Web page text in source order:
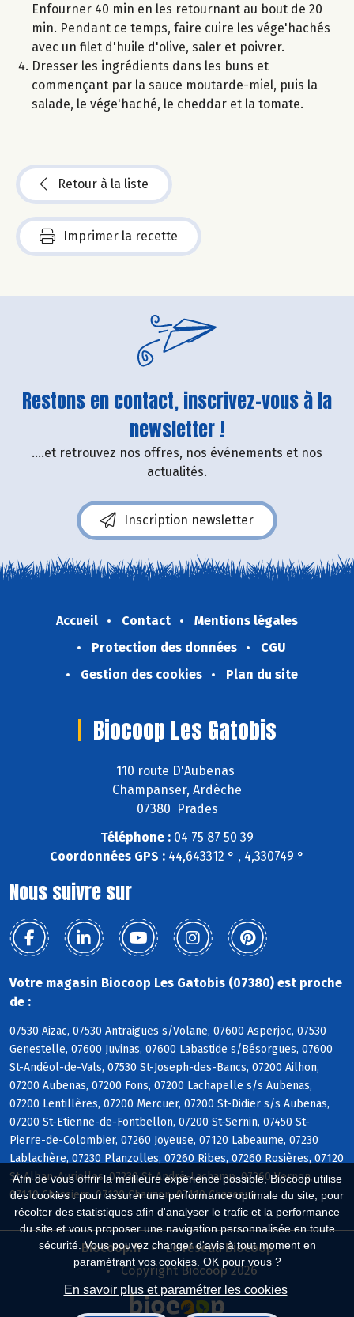
Afin de vous offrir la meilleure expérience possible, Biocoop utilise
des cookies : pour assurer une performance optimale du site, pour
récolter des statistiques afin d'analyser le trafic et la performance
du site et vous proposer une navigation personnalisée en toute
sécurité. Vous pouvez changer d'avis à tout moment en
paramétrant vos cookies. OK pour vous ?
En savoir plus et paramétrer les cookies
Enfourner 40 min en les retournant au bout de 20
min. Pendant ce temps, faire cuire les vége'hachés
avec un filet d'huile d'olive, saler et poivrer.
Dresser les ingrédients dans les buns et
commençant par la sauce moutarde-miel, puis la
salade, le vége'haché, le cheddar et la tomate.
Retour à la liste
Imprimer la recette
Restons en contact, inscrivez-vous à la
newsletter !
....et retrouvez nos offres, nos événements et nos
actualités.
Inscription newsletter
Accueil Contact
Mentions légales
Protection des données
CGU
Gestion des cookies
Plan du site
Biocoop Les Gatobis
110 route D'Aubenas
Champanser, Ardèche
07380 Prades
Téléphone : 04 75 87 50 39
Coordonnées GPS : 44,643312 ° , 4,330749 °
Nous suivre sur
Votre magasin Biocoop Les Gatobis (07380) est proche
de :
07530 Aizac, 07530 Antraigues s/Volane, 07600 Asperjoc, 07530
Genestelle, 07600 Juvinas, 07600 Labastide s/Bésorgues, 07600
St-Andéol-de-Vals, 07530 St-Joseph-des-Bancs, 07200 Ailhon,
07200 Aubenas, 07200 Fons, 07200 Lachapelle s/s Aubenas,
07200 Lentillères, 07200 Mercuer, 07200 St-Didier s/s Aubenas,
07200 St-Etienne-de-Fontbellon, 07200 St-Sernin, 07450 St-
Pierre-de-Colombier, 07260 Joyeuse, 07120 Labeaume, 07230
Lablachère, 07230 Planzolles, 07260 Ribes, 07260 Rosières, 07120
St-Alban-Auriolles, 07230 St-André-Lachamp, 07260 Vernon,
07110 Chassiers, 07120 Chauzon, 07110 Chazeaux
Biocoop.fr
Le réseau Biocoop
Copyright Biocoop 2026